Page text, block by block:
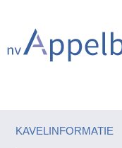
KAVELINFORMATIE